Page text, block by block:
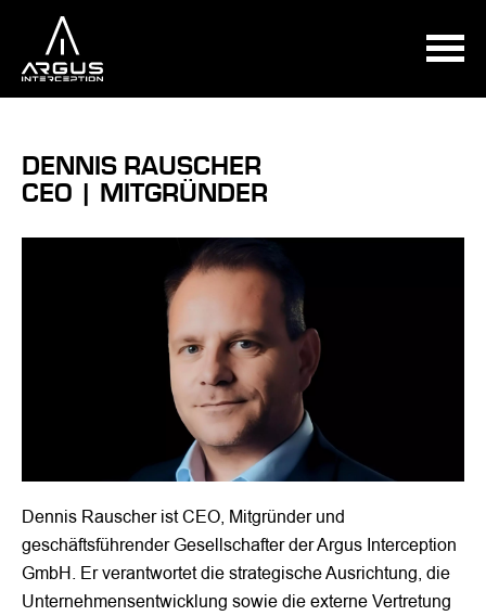
DENNIS RAUSCHER
CEO | MITGRÜNDER
Dennis Rauscher ist CEO, Mitgründer und
geschäftsführender Gesellschafter der Argus Interception
GmbH. Er verantwortet die strategische Ausrichtung, die
Unternehmensentwicklung sowie die externe Vertretung